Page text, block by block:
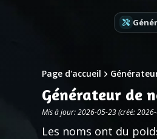
Page d'accueil
Générateur de
Mis à jour: 2026-05-23 (créé:
Les noms ont du